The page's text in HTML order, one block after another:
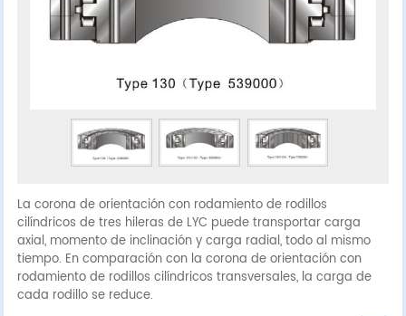
La corona de orientación con rodamiento de rodillos
cilíndricos de tres hileras de LYC puede transportar carga
axial, momento de inclinación y carga radial, todo al mismo
tiempo. En comparación con la corona de orientación con
rodamiento de rodillos cilíndricos transversales, la carga de
cada rodillo se reduce.